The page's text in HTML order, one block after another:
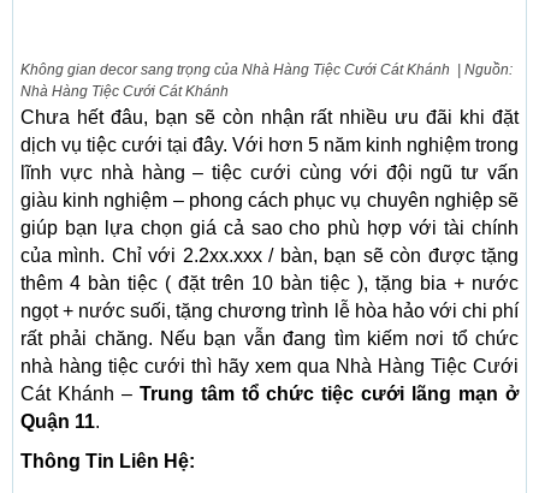
Không gian decor sang trọng của Nhà Hàng Tiệc Cưới Cát Khánh | Nguồn:
Nhà Hàng Tiệc Cưới Cát Khánh
Chưa hết đâu, bạn sẽ còn nhận rất nhiều ưu đãi khi đặt
dịch vụ tiệc cưới tại đây. Với hơn 5 năm kinh nghiệm trong
lĩnh vực nhà hàng – tiệc cưới cùng với đội ngũ tư vấn
giàu kinh nghiệm – phong cách phục vụ chuyên nghiệp sẽ
giúp bạn lựa chọn giá cả sao cho phù hợp với tài chính
của mình. Chỉ với 2.2xx.xxx / bàn, bạn sẽ còn được tặng
thêm 4 bàn tiệc ( đặt trên 10 bàn tiệc ), tặng bia + nước
ngọt + nước suối, tặng chương trình lễ hòa hảo với chi phí
rất phải chăng. Nếu bạn vẫn đang tìm kiếm nơi tổ chức
nhà hàng tiệc cưới thì hãy xem qua Nhà Hàng Tiệc Cưới
Cát Khánh – Trung tâm tổ chức tiệc cưới lãng mạn ở
Quận 11.
Thông Tin Liên Hệ: